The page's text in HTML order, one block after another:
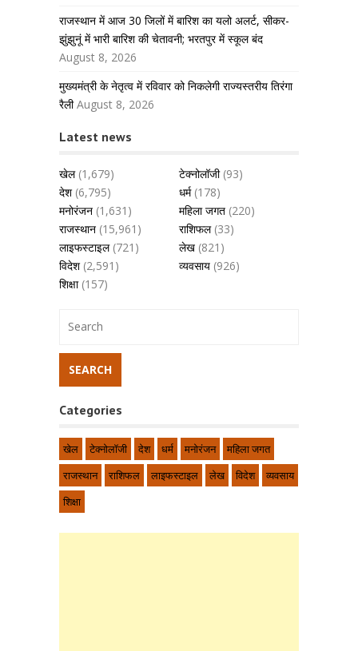
राजस्थान में आज 30 जिलों में बारिश का यलो अलर्ट, सीकर-
झुंझुनूं में भारी बारिश की चेतावनी; भरतपुर में स्कूल बंद
August 8, 2026
मुख्यमंत्री के नेतृत्व में रविवार को निकलेगी राज्यस्तरीय तिरंगा
रैली August 8, 2026
Latest news
खेल(1,679) टेक्नोलॉजी(93)
देश(6,795) धर्म(178)
मनोरंजन (1,631) महिला जगत (220)
राजस्थान (15,961) राशिफल(33)
लाइफस्टाइल(721) लेख (821)
विदेश(2,591) व्यवसाय (926)
शिक्षा(157)
Categories
खेल टेक्नोलॉजी देश धर्म मनोरंजन
महिला जगत
राजस्थान
राशिफल लाइफस्टाइल लेख विदेश
व्यवसाय
शिक्षा